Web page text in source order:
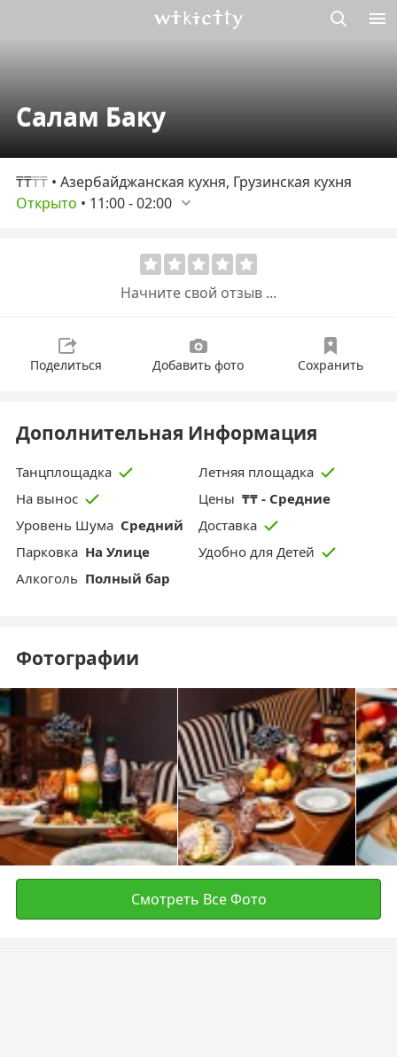
Салам Баку
₸₸₸₸ • Азербайджанская кухня, Грузинская кухня
Открыто • 11:00-02:00
Начните свой отзыв ...
Поделиться Добавить фото Сохранить
Дополнительная Информация
Танцплощадка
Летняя площадка
На вынос
Цены ₸₸ - Средние
Уровень Шума Средний
Доставка
Парковка На Улице
Удобно для Детей
Aлкоголь Полный бар
Фотографии
Смотреть Все Фото